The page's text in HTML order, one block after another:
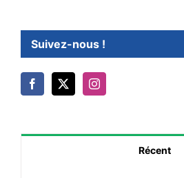
Suivez-nous !
Récent